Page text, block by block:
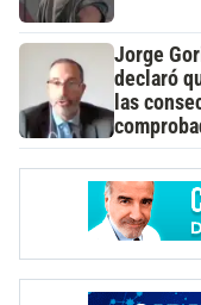
Jorge
declaró
las